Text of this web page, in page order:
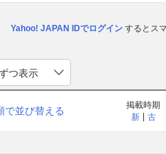
Yahoo! JAPAN IDでログインするとス
で並び替える
掲載時期
新
古